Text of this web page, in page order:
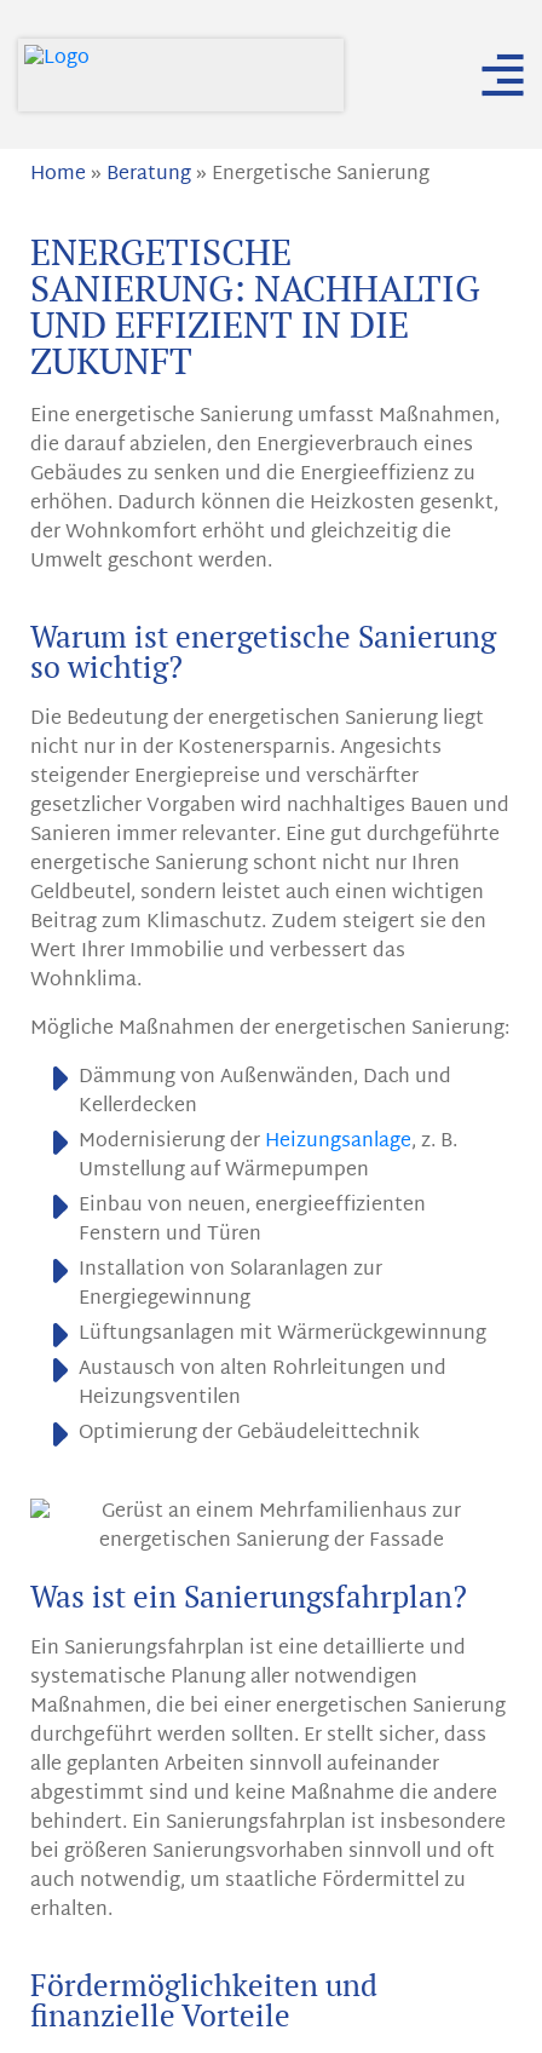
Home » Beratung» Energetische Sanierung
ENERGETISCHE
SANIERUNG: NACHHALTIG
UND EFFIZIENT IN DIE
ZUKUNFT
Eine energetische Sanierung umfasst Maßnahmen,
die darauf abzielen, den Energieverbrauch eines
Gebäudes zu senken und die Energieeffizienz zu
erhöhen. Dadurch können die Heizkosten gesenkt,
der Wohnkomfort erhöht und gleichzeitig die
Umwelt geschont werden.
Warum ist energetische Sanierung
so wichtig?
Die Bedeutung der energetischen Sanierung liegt
nicht nur in der Kostenersparnis. Angesichts
steigender Energiepreise und verschärfter
gesetzlicher Vorgaben wird nachhaltiges Bauen und
Sanieren immer relevanter. Eine gut durchgeführte
energetische Sanierung schont nicht nur Ihren
Geldbeutel, sondern leistet auch einen wichtigen
Beitrag zum Klimaschutz. Zudem steigert sie den
Wert Ihrer Immobilie und verbessert das
Wohnklima.
Mögliche Maßnahmen der energetischen Sanierung:
Dämmung von Außenwänden, Dach und
Kellerdecken
Modernisierung derHeizungsanlage, z. B.
Umstellung auf Wärmepumpen
Einbau von neuen, energieeffizienten
Fenstern und Türen
Installation von Solaranlagen zur
Energiegewinnung
Lüftungsanlagen mit Wärmerückgewinnung
Austausch von alten Rohrleitungen und
Heizungsventilen
Optimierung der Gebäudeleittechnik
Was ist ein Sanierungsfahrplan?
Ein Sanierungsfahrplan ist eine detaillierte und
systematische Planung aller notwendigen
Maßnahmen, die bei einer energetischen Sanierung
durchgeführt werden sollten. Er stellt sicher, dass
alle geplanten Arbeiten sinnvoll aufeinander
abgestimmt sind und keine Maßnahme die andere
behindert. Ein Sanierungsfahrplan ist insbesondere
bei größeren Sanierungsvorhaben sinnvoll und oft
auch notwendig, um staatliche Fördermittel zu
erhalten.
Fördermöglichkeiten und
finanzielle Vorteile